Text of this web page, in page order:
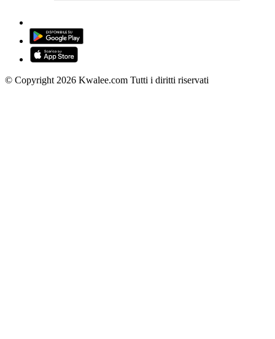
© Copyright 2026 Kwalee.com Tutti i diritti riservati